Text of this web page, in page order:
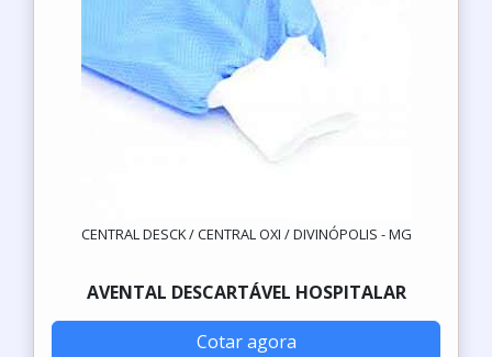
CENTRAL DESCK / CENTRAL OXI / DIVINÓPOLIS - MG
AVENTAL DESCARTÁVEL HOSPITALAR
Cotar agora